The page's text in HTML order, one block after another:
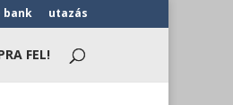
bank utazás
FEL!